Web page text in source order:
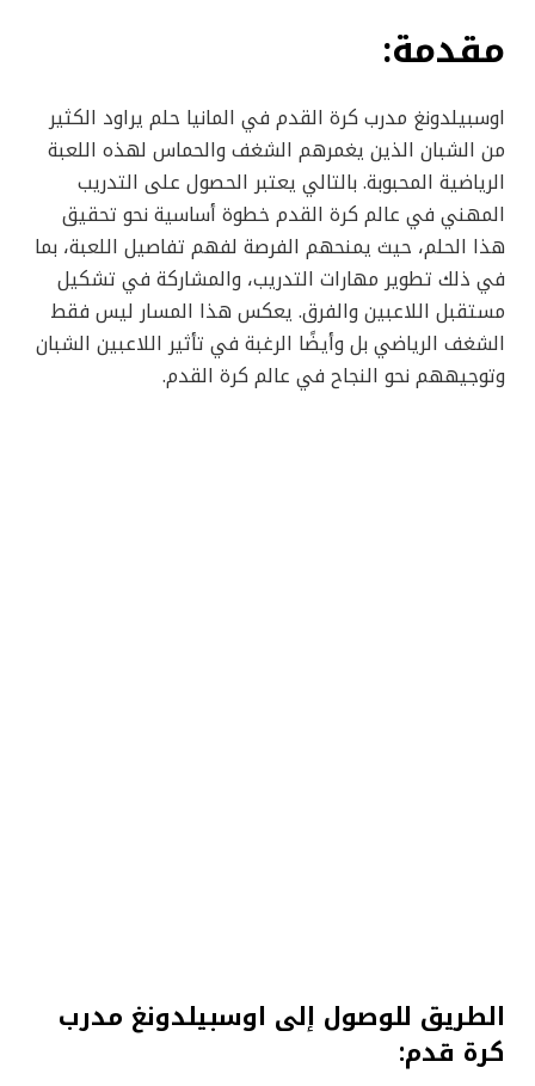
مقدمة:
اوسبيلدونغ مدرب كرة القدم في المانيا حلم يراود الكثير
من الشبان الذين يغمرهم الشغف والحماس لهذه اللعبة
الرياضية المحبوبة. بالتالي يعتبر الحصول على التدريب
المهني في عالم كرة القدم خطوة أساسية نحو تحقيق
هذا الحلم، حيث يمنحهم الفرصة لفهم تفاصيل اللعبة، بما
في ذلك تطوير مهارات التدريب، والمشاركة في تشكيل
مستقبل اللاعبين والفرق. يعكس هذا المسار ليس فقط
الشغف الرياضي بل وأيضًا الرغبة في تأثير اللاعبين الشبان
وتوجيههم نحو النجاح في عالم كرة القدم.
الطريق للوصول إلى اوسبيلدونغ مدرب
كرة قدم: